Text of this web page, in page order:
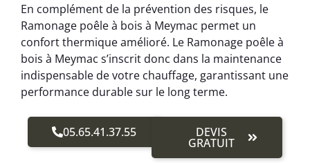
En complément de la prévention des risques, le
Ramonage poêle à bois à Meymac permet un
confort thermique amélioré. Le Ramonage poêle à
bois à Meymac s’inscrit donc dans la maintenance
indispensable de votre chauffage, garantissant une
performance durable sur le long terme.
05.65.41.37.55 DEVIS
GRATUIT